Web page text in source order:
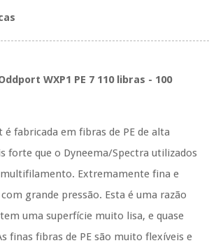
WXP1 PE 7 110 libras - 100
é fabricada em fibras de PE de alta
forte que o Dyneema/Spectra utilizados
Extremamente fina e
grande pressão. Esta é uma razão
uma superfície muito lisa, e quase
finas fibras de PE são muito flexíveis e